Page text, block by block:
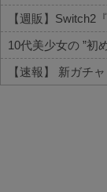
【速報】 新ガチ